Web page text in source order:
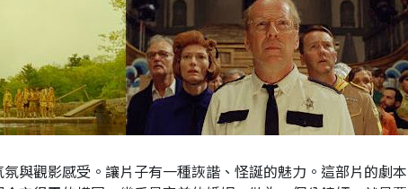
與觀影感受。讓片子有一種詼諧、怪誕的魅力。這部片的劇本